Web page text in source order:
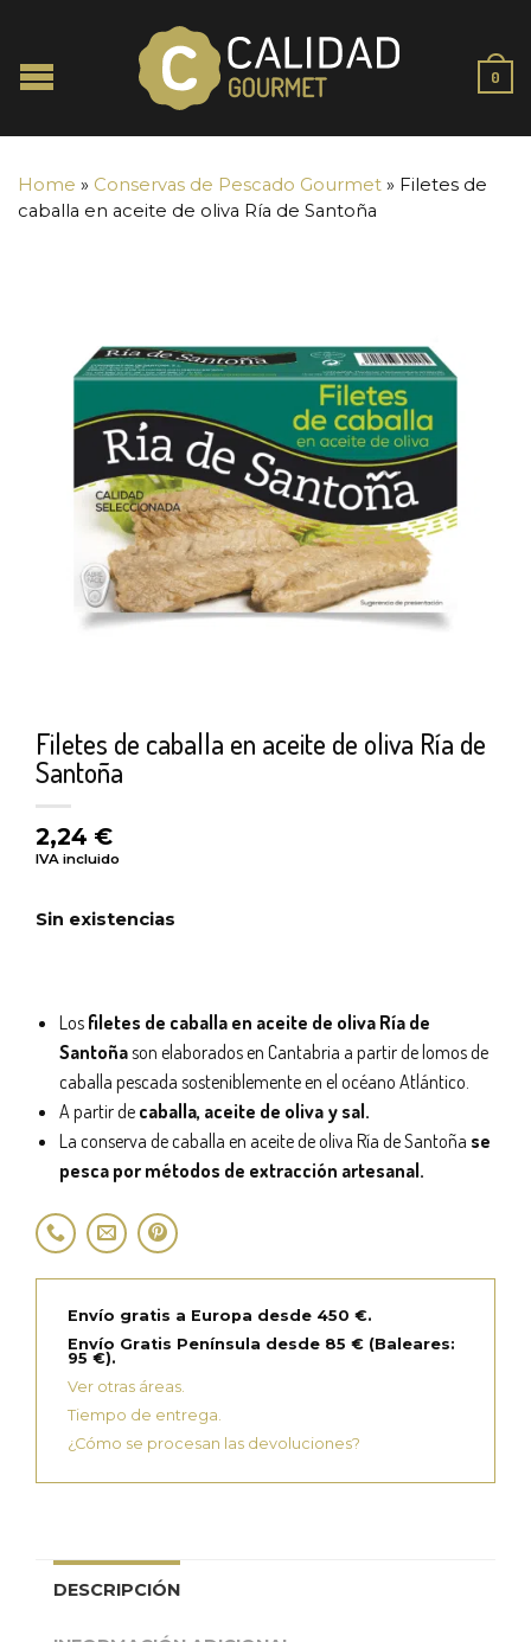
0
Home » Conservas de Pescado Gourmet » Filetes de
caballa en aceite de oliva Ría de Santoña
Filetes de caballa en aceite de oliva Ría de
Santoña
2,24 €
IVA incluido
Sin existencias
Los filetes de caballa en aceite de oliva Ría de
Santoñason elaborados en Cantabria a partir de lomos de
caballa pescada sosteniblemente en el océano Atlántico.
A partir de caballa, aceite de oliva y sal.
La conserva de caballa en aceite de oliva Ría de Santoña se
pesca por métodos de extracción artesanal.
Envío gratis a Europa desde 450 €.
Envío Gratis Península desde 85 € (Baleares:
95 €).
Ver otras áreas.
Tiempo de entrega.
¿Cómo se procesan las devoluciones?
DESCRIPCIÓN